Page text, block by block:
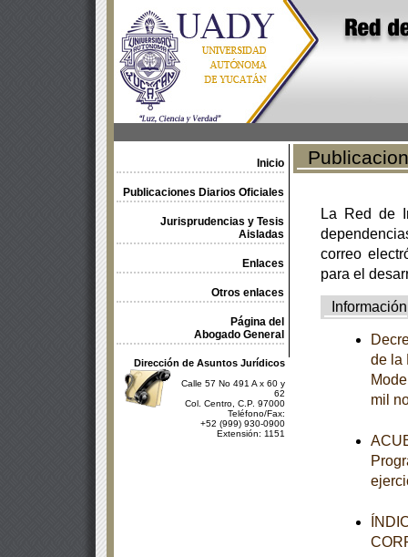
Inicio
Publicaciones Diarios Oficiales
Jurisprudencias y Tesis
Aisladas
Enlaces
Otros enlaces
Página del
Abogado General
Dirección de Asuntos Jurídicos
Calle 57 No 491 A x 60 y
62
Col. Centro, C.P. 97000
Teléfono/Fax:
+52 (999) 930-0900
Extensión: 1151
La Red de
correo
para el
Información
de la
mil